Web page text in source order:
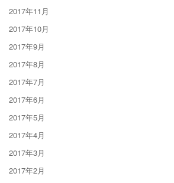
2017年11月
2017年10月
2017年9月
2017年8月
2017年7月
2017年6月
2017年5月
2017年4月
2017年3月
2017年2月